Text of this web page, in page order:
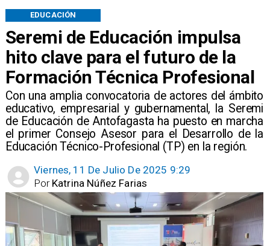
Seremi de Educación impulsa
hito clave para el futuro de la
Formación Técnica Profesional
​Con una amplia convocatoria de actores del ámbito
educativo, empresarial y gubernamental, la Seremi
de Educación de Antofagasta ha puesto en marcha
el primer Consejo Asesor para el Desarrollo de la
Educación Técnico-Profesional (TP) en la región.
EDUCACIÓN
Viernes, 11 De Julio De 2025 9:29
Katrina Núñez Farias
Por